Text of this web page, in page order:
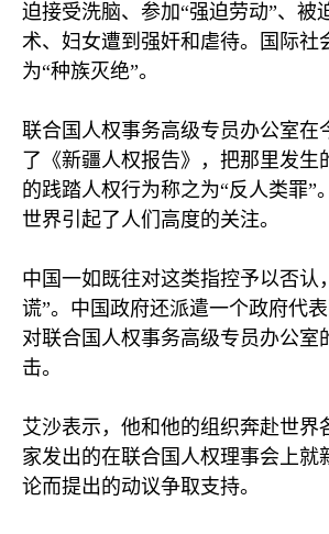
迫接受洗脑、参加“强迫劳动”、被
术、妇女遭到强奸和虐待。国际社
为“种族灭绝”。
联合国人权事务高级专员办公室在
了《新疆人权报告》，把那里发生
的践踏人权行为称之为“反人类罪”
世界引起了人们高度的关注。
中国一如既往对这类指控予以否认
谎”。中国政府还派遣一个政府代表
对联合国人权事务高级专员办公室
击。
艾沙表示，他和他的组织奔赴世界
家发出的在联合国人权理事会上就
论而提出的动议争取支持。